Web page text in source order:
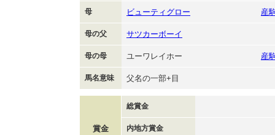
母 ビューティグロー 産
母の父 サツカーボーイ
母の母 ユーワレイホー 産
馬名意味 父名の一部+目
賞金
総賞金
内地方賞金